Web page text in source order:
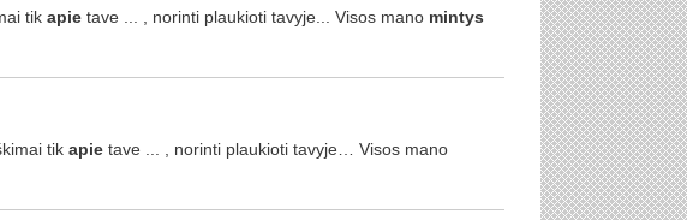
tik apietave ... , norinti plaukioti tavyje... Visos mano mintys
tik apietave ... , norinti plaukioti tavyje… Visos mano